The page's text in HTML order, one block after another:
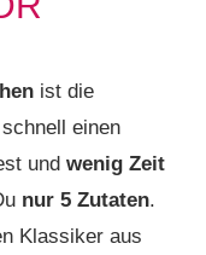
ist die
einen
und wenig Zeit
nur 5 Zutaten.
Klassiker aus